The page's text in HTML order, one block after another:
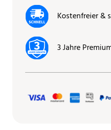
Kostenfreier &
3 Jahre